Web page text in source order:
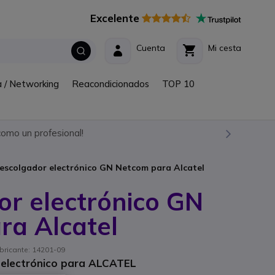
Excelente
Mi cesta
Cuenta
/ Networking Reacondicionados TOP 10
un profesional!
electrónico GN Netcom para Alcatel
electrónico GN
Alcatel
14201-09
para ALCATEL